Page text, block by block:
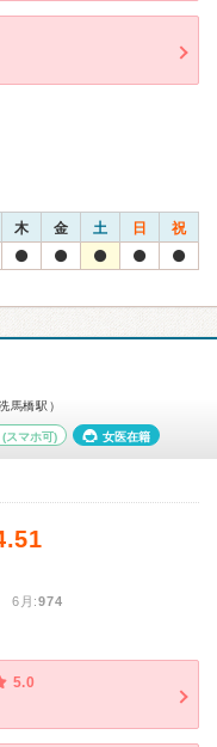
木 金 土 日 祝
馬橋駅）
(スマホ可) 女医在籍
月:974
5.0